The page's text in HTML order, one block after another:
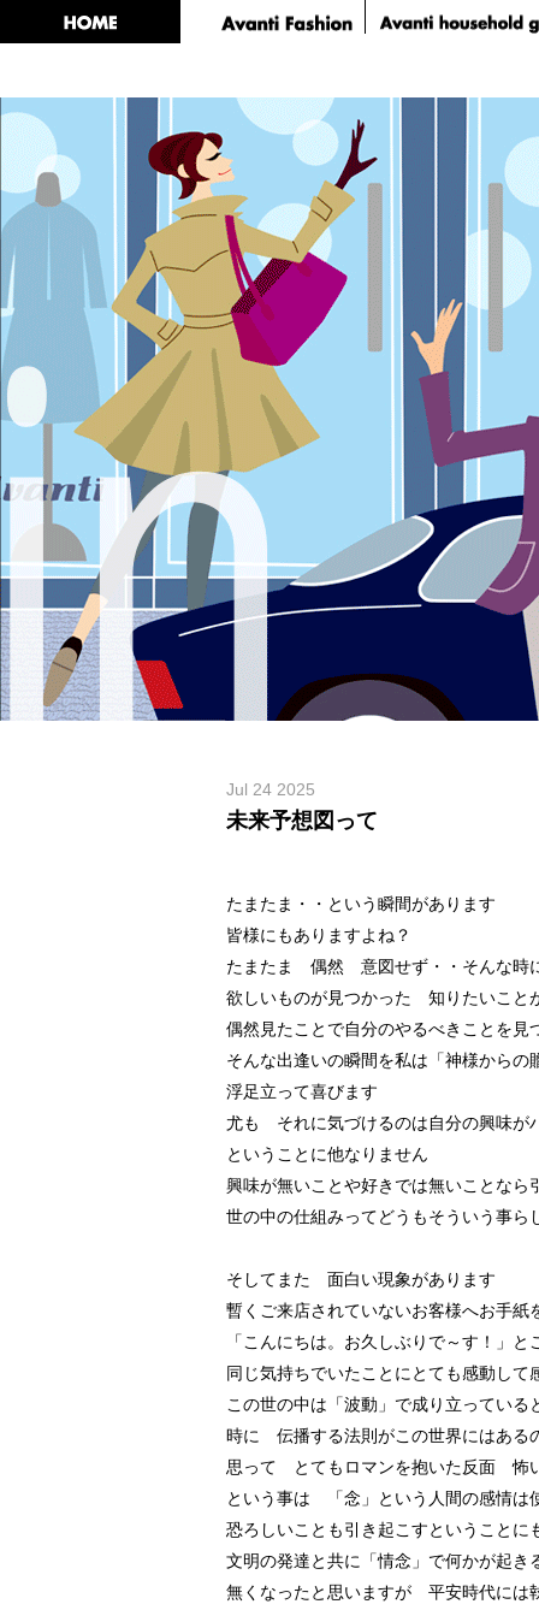
Jul 24 2025
未来予想図って
たまたま・・という瞬間があります
皆様にもありますよね？
たまたま 偶然 意図せず・・そんな時
欲しいものが見つかった 知りたいこと
偶然見たことで自分のやるべきことを見
そんな出逢いの瞬間を私は「神様からの
浮足立って喜びます
尤も それに気づけるのは自分の興味が
ということに他なりません
興味が無いことや好きでは無いことなら
世の中の仕組みってどうもそういう事ら
そしてまた 面白い現象があります
暫くご来店されていないお客様へお手紙
「こんにちは。お久しぶりで～す！」と
同じ気持ちでいたことにとても感動して
この世の中は「波動」で成り立っている
時に 伝播する法則がこの世界にはある
思って とてもロマンを抱いた反面 怖
という事は 「念」という人間の感情は
恐ろしいことも引き起こすということに
文明の発達と共に「情念」で何かが起き
無くなったと思いますが 平安時代には